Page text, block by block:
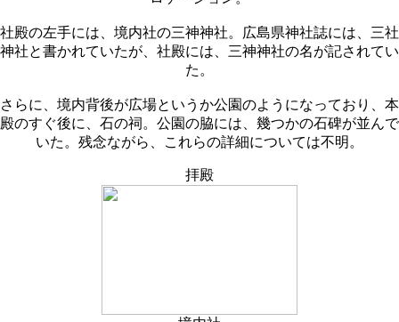
社殿の左手には、境内社の三神神社。広島県神社誌には、三社
神社と書かれていたが、社殿には、三神神社の名が記されてい
た。
さらに、境内背後が広場というか公園のようになっており、本
殿のすぐ後に、石の祠。公園の脇には、幾つかの石碑が並んで
いた。残念ながら、これらの詳細については不明。
拝殿